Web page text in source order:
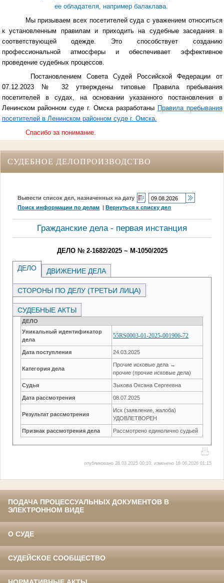
ее обладателя, например балаклава.
Мы призываем всех посетителей суда с уважением относиться
к установленным правилам и приходить на судебные заседания в
соответствующей одежде. Это способствует созданию
профессиональной атмосферы и обеспечивает эффективное
проведение судебных процессов.
Постановлением Совета Судей Российской Федерации от
07.12.2023 № 32 утверждены типовые Правила пребывания
посетителей в судах, на основании указанного постановления в
Ленинском районном суде г. Омска разработаны Правила пребывания
посетителей в Ленинском районном суде г. Омска.
Спасибо за понимание.
СУДЕБНОЕ ДЕЛОПРОИЗВОДСТВО
Вывести список дел, назначенных на дату
Поиск информации по делам
Вернуться к списку дел
Гражданские дела - первая инстанция
ДЕЛО № 2-1682/2025 ~ М-1050/2025
ДЕЛО ДВИЖЕНИЕ ДЕЛА
СТОРОНЫ ПО ДЕЛУ (ТРЕТЬИ ЛИЦА)
СУДЕБНЫЕ АКТЫ
ДЕЛО
Уникальный идентификатор
дела
55RS0003-01-2025-001906-72
Дата поступления 24.03.2025
Категория дела
Прочие исковые дела →
прочие (прочие исковые дела)
Судья Зыкова Оксана Сергеевна
Дата рассмотрения 08.07.2025
Результат рассмотрения
Иск (заявление, жалоба)
УДОВЛЕТВОРЕН
Признак рассмотрения дела Рассмотрено единолично судьей
опубликовано 26.03.2025 00:10, изменено 18.06.2026 01:15
ПОДАЧА ПРОЦЕССУАЛЬНЫХ ДОКУМЕНТОВ В
ЭЛЕКТРОННОМ ВИДЕ
О СУДЕ
СУДЕЙСКОЕ СООБЩЕСТВО